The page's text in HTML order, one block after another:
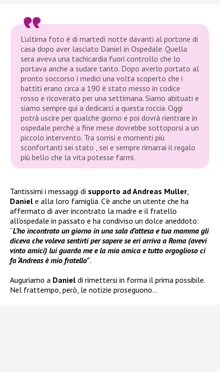
L’ultima foto è di martedì notte davanti al portone di
casa dopo aver lasciato Daniel in Ospedale. Quella
sera aveva una tachicardia fuori controllo che lo
portava anche a sudare tanto. Dopo averlo portato al
pronto soccorso i medici una volta scoperto che i
battiti erano circa a 190 è stato messo in codice
rosso e ricoverato per una settimana. Siamo abituati e
siamo sempre qui a dedicarci a questa roccia. Oggi
potrà uscire per qualche giorno e poi dovrà rientrare in
ospedale perché a fine mese dovrebbe sottoporsi a un
piccolo intervento. Tra sorrisi e momenti più
sconfortanti sei stato , sei e sempre rimarrai il regalo
più bello che la vita potesse farmi.
Tantissimi i messaggi di supporto ad Andreas Muller
Daniel e alla loro famiglia. C’è anche un utente che ha
affermato di aver incontrato la madre e il fratello
all’ospedale in passato e ha condiviso un dolce aneddoto:
“L’ho incontrato un giorno in una sala d’attesa e tua mamma gli
diceva che voleva sentirti per sapere se eri arriva a Roma (avevi
vinto amici) lui guarda me e la mia amica e tutto orgoglioso ci
fa ‘Andreas è mio fratello’“.
Auguriamo a Daniel di rimettersi in forma il prima possibile.
Nel frattempo, però, le notizie proseguono…